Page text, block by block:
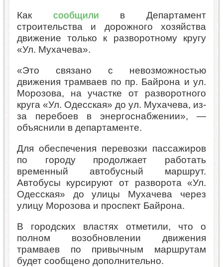
Как сообщили в Департамент
строительства и дорожного хозяйства
движение только к разворотному кругу
«Ул. Мухачева».
«Это связано с невозможностью
движения трамваев по пр. Байрона и ул.
Морозова, на участке от разворотного
круга «Ул. Одесская» до ул. Мухачева, из-
за перебоев в энергоснабжении», —
объяснили в департаменте.
Для обеспечения перевозки пассажиров
по городу продолжает работать
временный автобусный маршрут.
Автобусы курсируют от разворота «Ул.
Одесская» до улицы Мухачева через
улицу Морозова и проспект Байрона.
В городских властях отметили, что о
полном возобновлении движения
трамваев по привычным маршрутам
будет сообщено дополнительно.